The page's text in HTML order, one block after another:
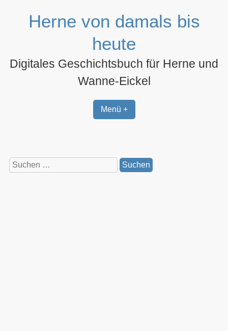
springenHerne von damals bis
heute
Digitales Geschichtsbuch für Herne und
Wanne-Eickel
Menü +
Suchen
nach: